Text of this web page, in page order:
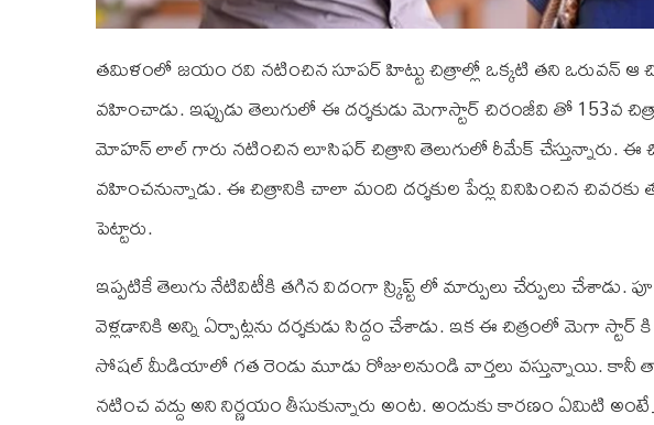
తమిళంలో జయం రవి నటించిన సూపర్ హిట్టు చిత్రాల్లో ఒక్కటి తని ఒరువన్ ఆ
వహించాడు. ఇప్పుడు తెలుగులో ఈ దర్శకుడు మెగాస్టార్ చిరంజీవి తో
మోహన్ లాల్ గారు నటించిన లూసిఫర్ చిత్రాని తెలుగులో రీమేక్ చేస్తున్నారు. ఈ
వహించనున్నాడు. ఈ చిత్రానికి చాలా మంది దర్శకుల పేర్లు వినిపించిన చివరకు
పెట్టారు.
ఇప్పటికే తెలుగు నేటివిటీకి తగిన విదంగా స్క్రిప్ట్ లో మార్పులు చేర్పులు చేశాడు.
వెళ్లడానికి అన్ని ఏర్పాట్లను దర్శకుడు సిద్దం చేశాడు. ఇక ఈ చిత్రంలో మెగా
సోషల్ మీడియాలో గత రెండు మూడు రోజులనుండి వార్తలు వస్తున్నాయి.
నటించ వద్దు అని నిర్ణయం తీసుకున్నారు అంట. అందుకు కారణం ఏమిటి